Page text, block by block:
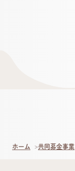
ホーム 共同募金事業